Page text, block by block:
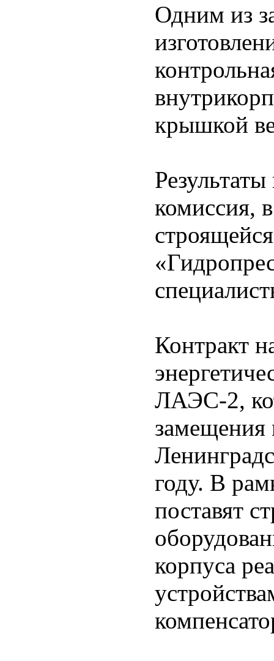
Одним из
крышкой
комиссия,
Контракт
ЛАЭС-2,
году. В
поставят
корпуса